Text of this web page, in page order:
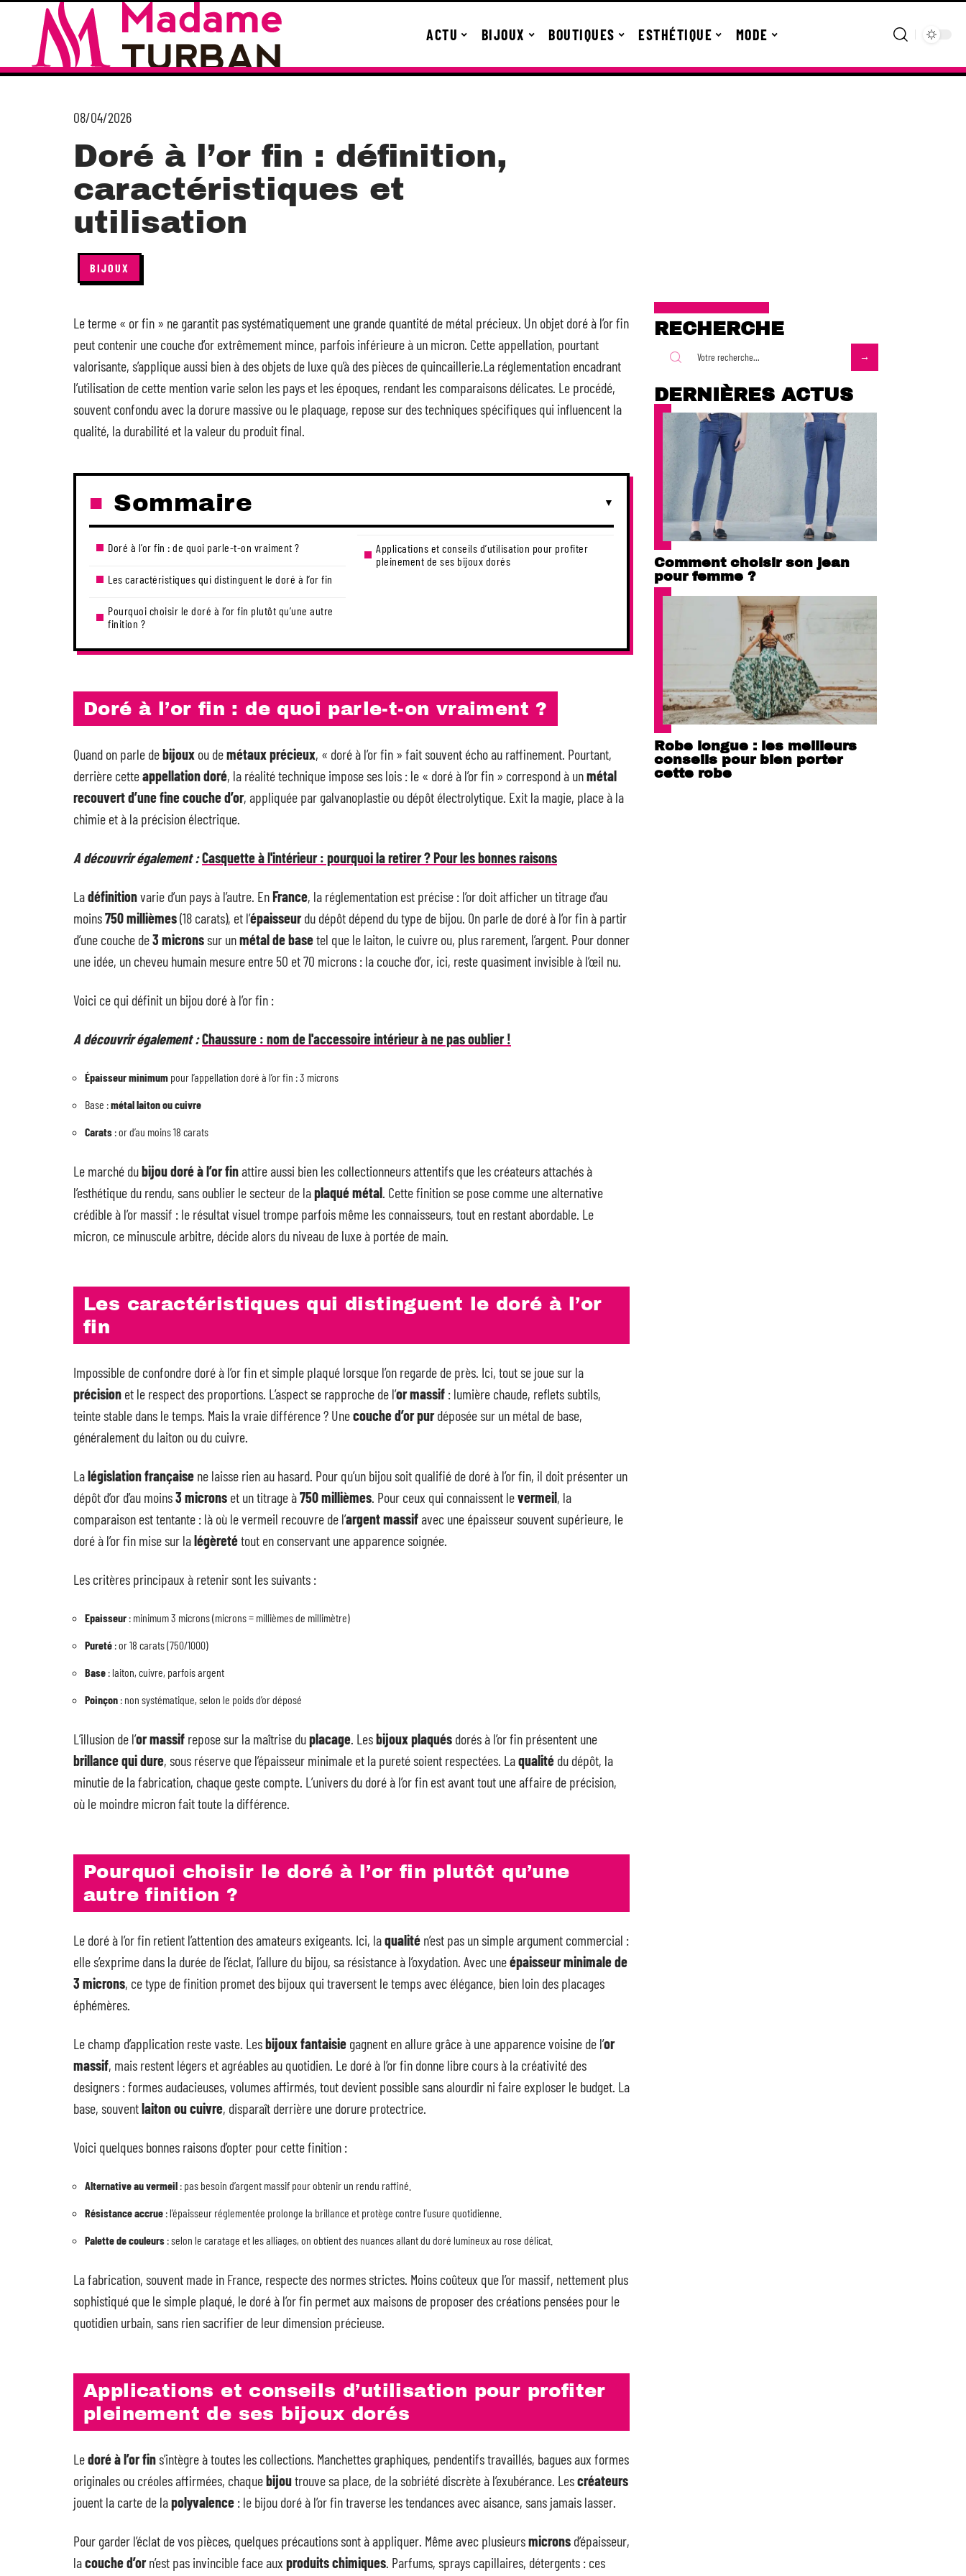
ACTU BIJOUX BOUTIQUES ESTHÉTIQUE MODE
08/04/2026
Doré à l’or fin : définition,
caractéristiques et
utilisation
BIJOUX
Le terme « or fin » ne garantit pas systématiquement une grande quantité de métal précieux. Un objet doré à l’or fin
peut contenir une couche d’or extrêmement mince, parfois inférieure à un micron. Cette appellation, pourtant
valorisante, s’applique aussi bien à des objets de luxe qu’à des pièces de quincaillerie.La réglementation encadrant
l’utilisation de cette mention varie selon les pays et les époques, rendant les comparaisons délicates. Le procédé,
souvent confondu avec la dorure massive ou le plaquage, repose sur des techniques spécifiques qui influencent la
qualité, la durabilité et la valeur du produit final.
Sommaire
Doré à l’or fin : de quoi parle-t-on vraiment ?
Les caractéristiques qui distinguent le doré à l’or fin
Pourquoi choisir le doré à l’or fin plutôt qu’une autre
finition ?
Applications et conseils d’utilisation pour profiter
pleinement de ses bijoux dorés
Doré à l’or fin : de quoi parle-t-on vraiment ?
Quand on parle debijoux ou demétaux précieux, « doré à l’or fin » fait souvent écho au raffinement. Pourtant,
derrière cetteappellation doré, la réalité technique impose ses lois : le « doré à l’or fin » correspond à unmétal
recouvert d’une fine couche d’or, appliquée par galvanoplastie ou dépôt électrolytique. Exit la magie, place à la
chimie et à la précision électrique.
A découvrir également :Casquette à l'intérieur : pourquoi la retirer ? Pour les bonnes raisons
Ladéfinitionvarie d’un pays à l’autre. EnFrance, la réglementation est précise : l’or doit afficher un titrage d’au
moins750 millièmes(18 carats), et l’épaisseurdu dépôt dépend du type de bijou. On parle de doré à l’or fin à partir
d’une couche de3 micronssur unmétal de basetel que le laiton, le cuivre ou, plus rarement, l’argent. Pour donner
une idée, un cheveu humain mesure entre 50 et 70 microns : la couche d’or, ici, reste quasiment invisible à l’œil nu.
Voici ce qui définit un bijou doré à l’or fin :
A découvrir également :Chaussure : nom de l'accessoire intérieur à ne pas oublier !
Épaisseur minimum pour l’appellation doré à l’or fin : 3 microns
Base :métal laiton ou cuivre
Carats : or d’au moins 18 carats
Le marché dubijou doré à l’or finattire aussi bien les collectionneurs attentifs que les créateurs attachés à
l’esthétique du rendu, sans oublier le secteur de laplaqué métal. Cette finition se pose comme une alternative
crédible à l’or massif : le résultat visuel trompe parfois même les connaisseurs, tout en restant abordable. Le
micron, ce minuscule arbitre, décide alors du niveau de luxe à portée de main.
Les caractéristiques qui distinguent le doré à l’or
fin
Impossible de confondre doré à l’or fin et simple plaqué lorsque l’on regarde de près. Ici, tout se joue sur la
précision et le respect des proportions. L’aspect se rapproche de l’or massif : lumière chaude, reflets subtils,
teinte stable dans le temps. Mais la vraie différence ? Unecouche d’or purdéposée sur un métal de base,
généralement du laiton ou du cuivre.
Lalégislation française ne laisse rien au hasard. Pour qu’un bijou soit qualifié de doré à l’or fin, il doit présenter un
dépôt d’or d’au moins3 microns et un titrage à750 millièmes. Pour ceux qui connaissent levermeil, la
comparaison est tentante : là où le vermeil recouvre de l’argent massifavec une épaisseur souvent supérieure, le
doré à l’or fin mise sur lalégèretétout en conservant une apparence soignée.
Les critères principaux à retenir sont les suivants :
Epaisseur : minimum 3 microns (microns = millièmes de millimètre)
Pureté : or 18 carats (750/1000)
Base : laiton, cuivre, parfois argent
Poinçon : non systématique, selon le poids d’or déposé
L’illusion de l’or massif repose sur la maîtrise duplacage. Lesbijoux plaqués dorés à l’or fin présentent une
brillance qui dure, sous réserve que l’épaisseur minimale et la pureté soient respectées. Laqualité du dépôt, la
minutie de la fabrication, chaque geste compte. L’univers du doré à l’or fin est avant tout une affaire de précision,
où le moindre micron fait toute la différence.
Pourquoi choisir le doré à l’or fin plutôt qu’une
autre finition ?
Le doré à l’or fin retient l’attention des amateurs exigeants. Ici, laqualité n’est pas un simple argument commercial :
elle s’exprime dans la durée de l’éclat, l’allure du bijou, sa résistance à l’oxydation. Avec uneépaisseur minimale de
3 microns, ce type de finition promet des bijoux qui traversent le temps avec élégance, bien loin des placages
éphémères.
Le champ d’application reste vaste. Lesbijoux fantaisie gagnent en allure grâce à une apparence voisine de l’or
massif, mais restent légers et agréables au quotidien. Le doré à l’or fin donne libre cours à la créativité des
designers : formes audacieuses, volumes affirmés, tout devient possible sans alourdir ni faire exploser le budget. La
base, souventlaiton ou cuivre, disparaît derrière une dorure protectrice.
Voici quelques bonnes raisons d’opter pour cette finition :
Alternative au vermeil : pas besoin d’argent massif pour obtenir un rendu raffiné.
Résistance accrue : l’épaisseur réglementée prolonge la brillance et protège contre l’usure quotidienne.
Palette de couleurs : selon le caratage et les alliages, on obtient des nuances allant du doré lumineux au rose délicat.
La fabrication, souvent made in France, respecte des normes strictes. Moins coûteux que l’or massif, nettement plus
sophistiqué que le simple plaqué, le doré à l’or fin permet aux maisons de proposer des créations pensées pour le
quotidien urbain, sans rien sacrifier de leur dimension précieuse.
Applications et conseils d’utilisation pour profiter
pleinement de ses bijoux dorés
Ledoré à l’or fins’intègre à toutes les collections. Manchettes graphiques, pendentifs travaillés, bagues aux formes
originales ou créoles affirmées, chaquebijoutrouve sa place, de la sobriété discrète à l’exubérance. Lescréateurs
jouent la carte de lapolyvalence : le bijou doré à l’or fin traverse les tendances avec aisance, sans jamais lasser.
Pour garder l’éclat de vos pièces, quelques précautions sont à appliquer. Même avec plusieursmicrons d’épaisseur,
lacouche d’orn’est pas invincible face aux produits chimiques. Parfums, sprays capillaires, détergents : ces
RECHERCHE
DERNIÈRES ACTUS
Comment choisir son jean
pour femme ?
Robe longue : les meilleurs
conseils pour bien porter
cette robe